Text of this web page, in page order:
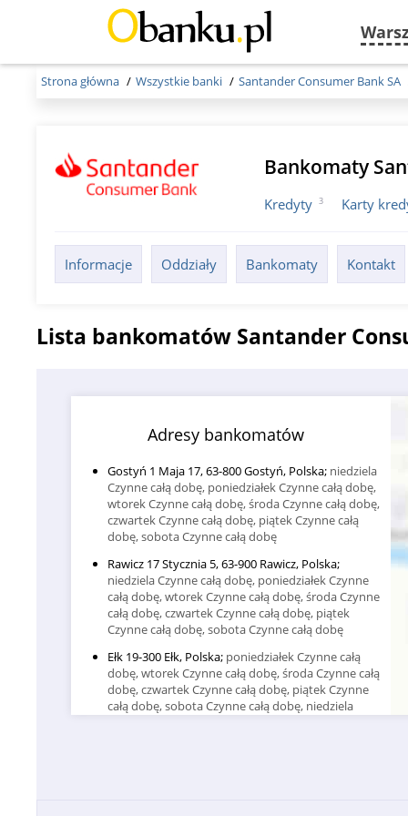
Strona główna Wszystkie banki Santander Consumer Bank SA
Bankomaty
Kredyty 3 Karty
Informacje Oddziały Bankomaty Kontakt
Lista bankomatów Santander
Adresy bankomatów
Gostyń 1 Maja 17, 63-800 Gostyń, Polska; niedziela
Czynne całą dobę, poniedziałek Czynne całą dobę,
wtorek Czynne całą dobę, środa Czynne całą dobę,
czwartek Czynne całą dobę, piątek Czynne całą
dobę, sobota Czynne całą dobę
Rawicz 17 Stycznia 5, 63-900 Rawicz, Polska;
niedziela Czynne całą dobę, poniedziałek Czynne
całą dobę, wtorek Czynne całą dobę, środa Czynne
całą dobę, czwartek Czynne całą dobę, piątek
Czynne całą dobę, sobota Czynne całą dobę
Ełk 19-300 Ełk, Polska; poniedziałek Czynne całą
dobę, wtorek Czynne całą dobę, środa Czynne całą
dobę, czwartek Czynne całą dobę, piątek Czynne
całą dobę, sobota Czynne całą dobę, niedziela